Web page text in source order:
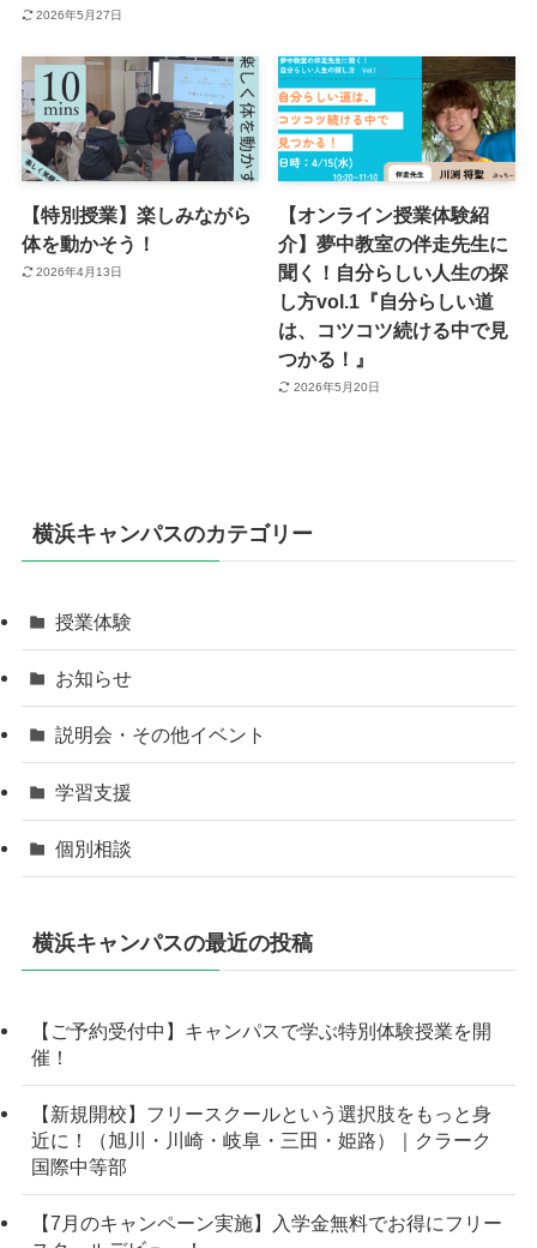
2026年5月27日
【特別授業】楽しみながら
体を動かそう！
2026年4月13日
【オンライン授業体験紹
介】夢中教室の伴走先生に
聞く！自分らしい人生の探
し方vol.1『自分らしい道
は、コツコツ続ける中で見
つかる！』
2026年5月20日
横浜キャンパスのカテゴリー
授業体験
お知らせ
説明会・その他イベント
学習支援
個別相談
横浜キャンパスの最近の投稿
【ご予約受付中】キャンパスで学ぶ特別体験授業を開
催！
【新規開校】フリースクールという選択肢をもっと身
近に！（旭川・川崎・岐阜・三田・姫路）｜クラーク
国際中等部
【7月のキャンペーン実施】入学金無料でお得にフリー